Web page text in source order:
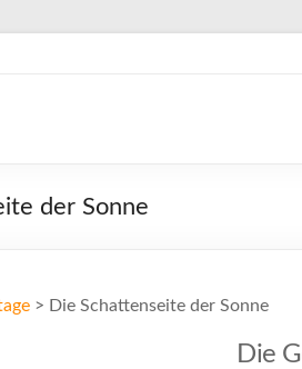
der Sonne
> Die Schattenseite der Sonne
Die